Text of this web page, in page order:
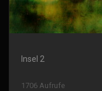
Insel 2
1706 Aufrufe